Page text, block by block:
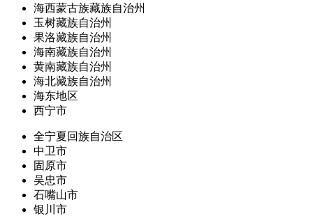
海西蒙古族藏族自治州
玉树藏族自治州
果洛藏族自治州
海南藏族自治州
黄南藏族自治州
海北藏族自治州
海东地区
西宁市
全宁夏回族自治区
中卫市
固原市
吴忠市
石嘴山市
银川市